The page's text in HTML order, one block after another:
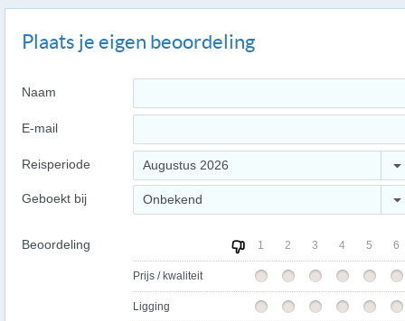
Plaats je eigen beoordeling
Naam
E-mail
Reisperiode Augustus 2026
Geboekt bij Onbekend
Beoordeling 1 2 3 4 5 6
Prijs / kwaliteit
Ligging